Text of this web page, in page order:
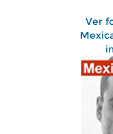
Ver